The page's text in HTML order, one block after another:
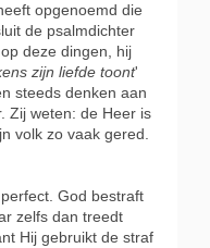
opgenoemd die
de psalmdichter
deze dingen, hij
zijn liefde toont'
steeds denken aan
Zij weten: de Heer is
volk zo vaak gered.
God bestraft
zelfs dan treedt
Hij gebruikt de straf